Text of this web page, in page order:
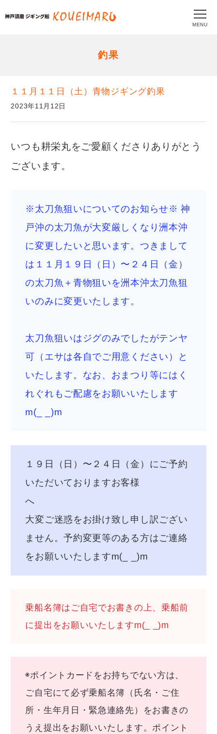
MENU
釣果
１１月１１日（土）青物ジギング釣果
2023年11月12日
いつも耕栄丸をご愛顧くださりありがとう
ございます。
※太刀魚狙いについてのお知らせ※ 神
戸沖の太刀魚が大変厳しくなり洲本沖
に変更したいと思います。つきまして
は１１月１９日（日）〜２４日（金）
の太刀魚＋青物狙いを洲本沖太刀魚狙
いのみに変更いたします。
太刀魚狙いはジグのみでしたがテンヤ
可（エサは各自でご用意ください）と
いたします。なお、おまつり等にはく
れぐれもご配慮をお願いいたします
m(_ _)m
１９日（日）〜２４日（金）にご予約
いただいておりますお客様
大変ご迷惑をお掛け致し申し訳ござい
ません。予約変更等のある方はご連絡
をお願いいたしますm(_ _)m
乗船名簿はご自宅でお書きの上、乗船前
に提出をお願いいたしますm(_ _)m
◉ポイントカードをお持ちでない方は、
ご自宅にて必ず乗船名簿（氏名・ご住
所・生年月日・緊急連絡先）をお書きの
うえ提出をお願いいたします。ポイント